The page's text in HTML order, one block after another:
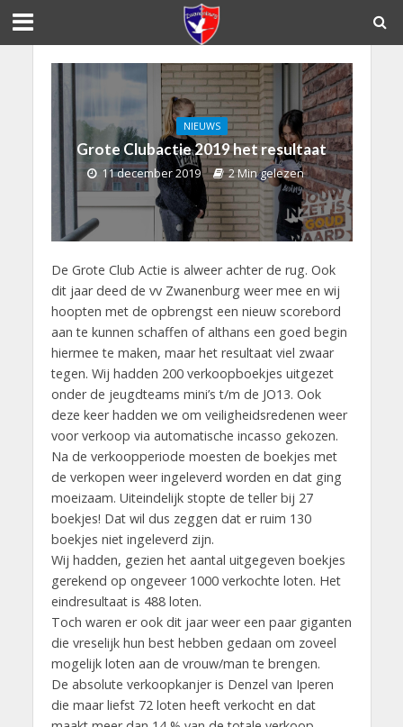
NIEUWS
Grote Clubactie 2019 het resultaat
11 december 2019 2 Min gelezen
De Grote Club Actie is alweer achter de rug. Ook
dit jaar deed de vv Zwanenburg weer mee en wij
hoopten met de opbrengst een nieuw scorebord
aan te kunnen schaffen of althans een goed begin
hiermee te maken, maar het resultaat viel zwaar
tegen. Wij hadden 200 verkoopboekjes uitgezet
onder de jeugdteams mini’s t/m de JO13. Ook
deze keer hadden we om veiligheidsredenen weer
voor verkoop via automatische incasso gekozen.
Na de verkoopperiode moesten de boekjes met
de verkopen weer ingeleverd worden en dat ging
moeizaam. Uiteindelijk stopte de teller bij 27
boekjes! Dat wil dus zeggen dat er ruim 130
boekjes niet ingeleverd zijn.
Wij hadden, gezien het aantal uitgegeven boekjes
gerekend op ongeveer 1000 verkochte loten. Het
eindresultaat is 488 loten.
Toch waren er ook dit jaar weer een paar giganten
die vreselijk hun best hebben gedaan om zoveel
mogelijk loten aan de vrouw/man te brengen.
De absolute verkoopkanjer is Denzel van Iperen
die maar liefst 72 loten heeft verkocht en dat